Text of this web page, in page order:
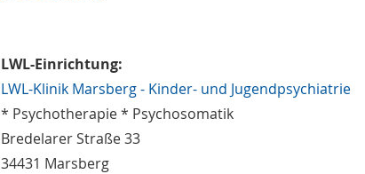
LWL-Einrichtung:
LWL-Klinik Marsberg - Kinder- und Jugendpsychiatrie
* Psychotherapie * Psychosomatik
Bredelarer Straße 33
34431 Marsberg